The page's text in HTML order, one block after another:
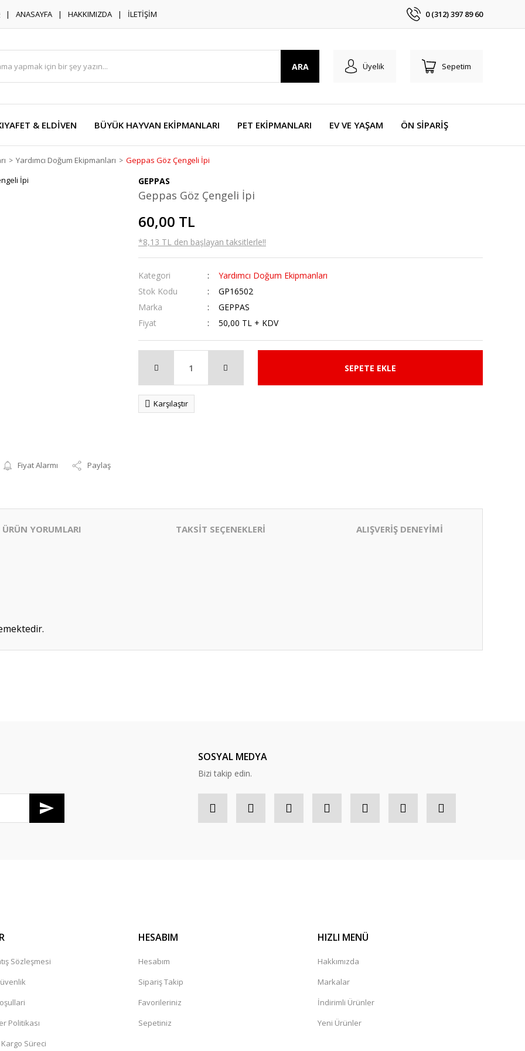
ANASAYFA HAKKIMIZDA İLETİŞİM 0 (312) 397 89 60
ARA Üyelik Sepetim
& ELDİVEN BÜYÜK HAYVAN EKİPMANLARI PET EKİPMANLARI EV VE YAŞAM ÖN SİPARİŞ
Yardımcı Doğum Ekipmanları Geppas Göz Çengeli İpi
Fiyat Alarmı Paylaş
GEPPAS
Geppas Göz Çengeli İpi
60,00 TL
*8,13 TL den başlayan taksitlerle!!
Kategori
Yardımcı Doğum Ekipmanları
Stok Kodu
GP16502
Marka
GEPPAS
Fiyat
50,00 TL + KDV
SEPETE EKLE
Karşılaştır
ÜRÜN YORUMLARI TAKSİT SEÇENEKLERİ ALIŞVERİŞ DENEYİMİ
SOSYAL MEDYA
Bizi takip edin.
Sözleşmesi
Politikası
Süreci
HESABIM
Hesabım
Sipariş Takip
Favorileriniz
Sepetiniz
HIZLI MENÜ
Hakkımızda
Markalar
İndirimli Ürünler
Yeni Ürünler